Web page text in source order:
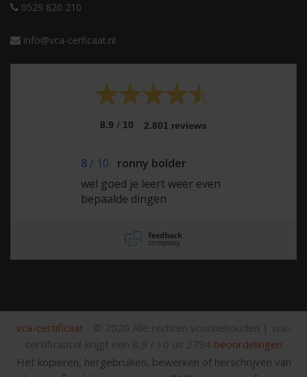
0529 820 210
info@vca-cerficaat.nl
8.9 / 10 2.801 reviews
8/ 10
ronny bolder
wel goed je leert weer even
bepaalde dingen
vca-certificaat - © 2020 Alle rechten voorbehouden | vca-
certificaat.nl krijgt een 8,9 / 10 uit 2794 beoordelingen
Het kopiëren, hergebruiken, bewerken of herschrijven van